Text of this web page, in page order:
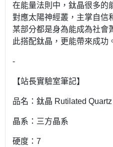
在能量法則中，鈦晶很多的
對應太陽神經叢，主掌自信
某部分都是身為能成為社會
此搭配鈦晶，更能帶來成功
-
【站長實驗室筆記】
品名：鈦晶 Rutilated
晶系：三方晶系
硬度：7